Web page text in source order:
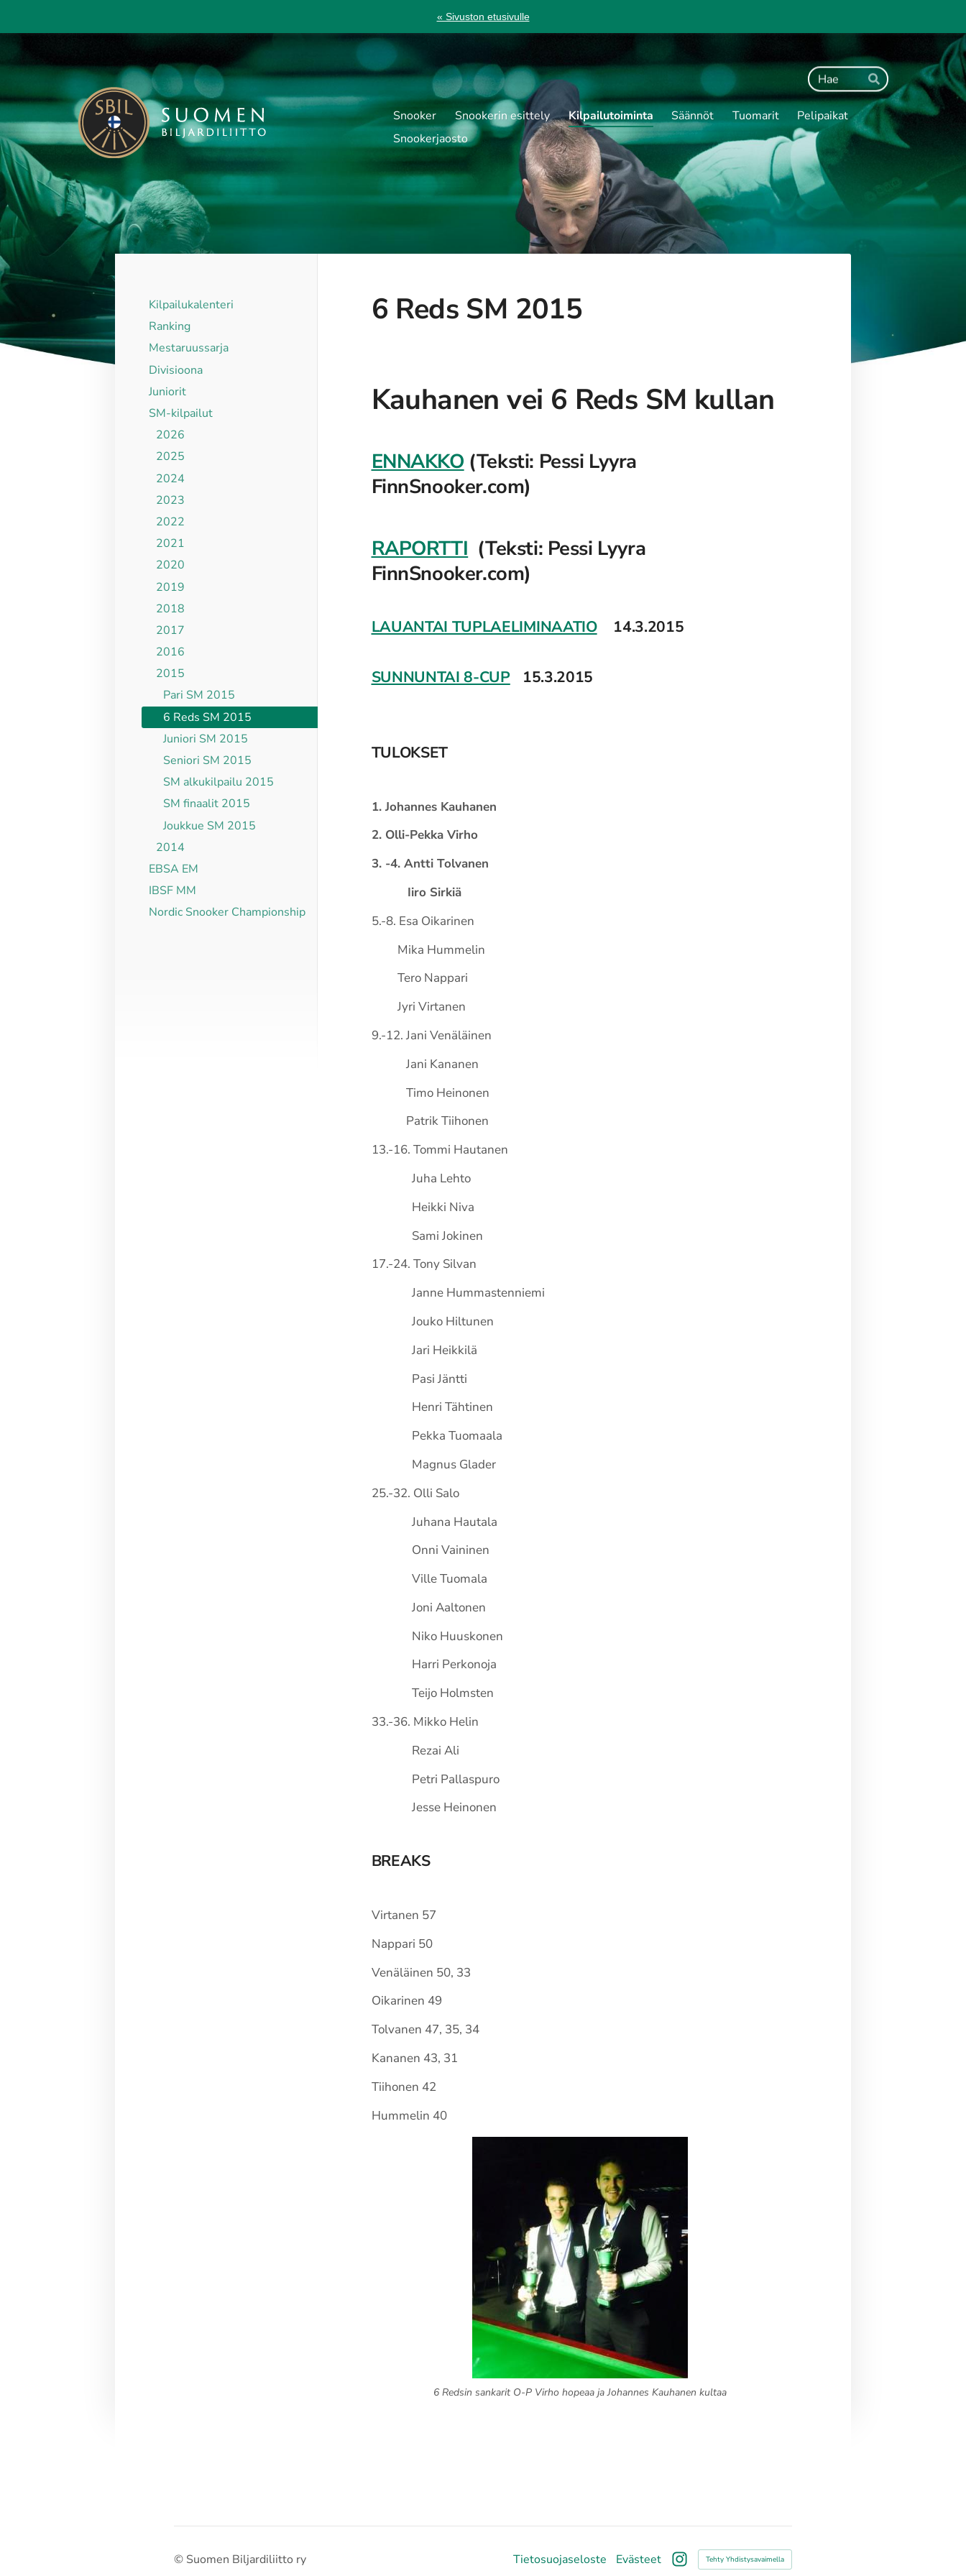
sivun
« Sivuston etusivulle
Haku
Hae
Suomen Biljardiliitto ry
Snooker Snookerin esittely Kilpailutoiminta Säännöt Tuomarit
Pelipaikat
Snookerjaosto
Kilpailukalenteri
Ranking
Mestaruussarja
Divisioona
Juniorit
SM-kilpailut
2026
2025
2024
2023
2022
2021
2020
2019
2018
2017
2016
2015
Pari SM 2015
6 Reds SM 2015
Juniori SM 2015
Seniori SM 2015
SM alkukilpailu 2015
SM finaalit 2015
Joukkue SM 2015
2014
EBSA EM
IBSF MM
Nordic Snooker Championship
6 Reds SM 2015
Kauhanen vei 6 Reds SM kullan
ENNAKKO (Teksti: Pessi Lyyra
FinnSnooker.com)
RAPORTTI (Teksti: Pessi Lyyra
FinnSnooker.com)
LAUANTAI TUPLAELIMINAATIO14.3.2015
SUNNUNTAI 8-CUP 15.3.2015
TULOKSET
1. Johannes Kauhanen
2. Olli-Pekka Virho
3. -4. Antti Tolvanen
Iiro Sirkiä
5.-8. Esa Oikarinen
Mika Hummelin
Tero Nappari
Jyri Virtanen
9.-12. Jani Venäläinen
Jani Kananen
Timo Heinonen
Patrik Tiihonen
13.-16. Tommi Hautanen
Juha Lehto
Heikki Niva
Sami Jokinen
17.-24. Tony Silvan
Janne Hummastenniemi
Jouko Hiltunen
Jari Heikkilä
Pasi Jäntti
Henri Tähtinen
Pekka Tuomaala
Magnus Glader
25.-32. Olli Salo
Juhana Hautala
Onni Vaininen
Ville Tuomala
Joni Aaltonen
Niko Huuskonen
Harri Perkonoja
Teijo Holmsten
33.-36. Mikko Helin
Rezai Ali
Petri Pallaspuro
Jesse Heinonen
BREAKS
Virtanen 57
Nappari 50
Venäläinen 50, 33
Oikarinen 49
Tolvanen 47, 35, 34
Kananen 43, 31
Tiihonen 42
Hummelin 40
6 Redsin sankarit O-P Virho hopeaa ja Johannes Kauhanen kultaa
© Suomen Biljardiliitto ry Tietosuojaseloste
Evästeet
Instagram
Tehty Yhdistysavaimella